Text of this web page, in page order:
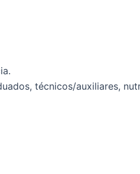
técnicos/auxiliares,